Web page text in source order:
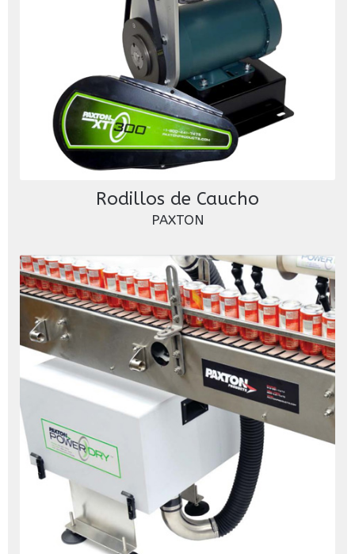
Rodillos de Caucho
PAXTON